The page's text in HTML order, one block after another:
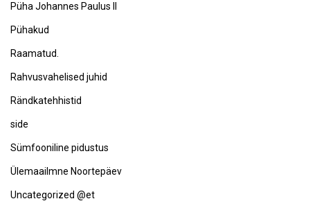
Püha Johannes Paulus II
Pühakud
Raamatud.
Rahvusvahelised juhid
Rändkatehhistid
side
Sümfooniline pidustus
Ülemaailmne Noortepäev
Uncategorized @et